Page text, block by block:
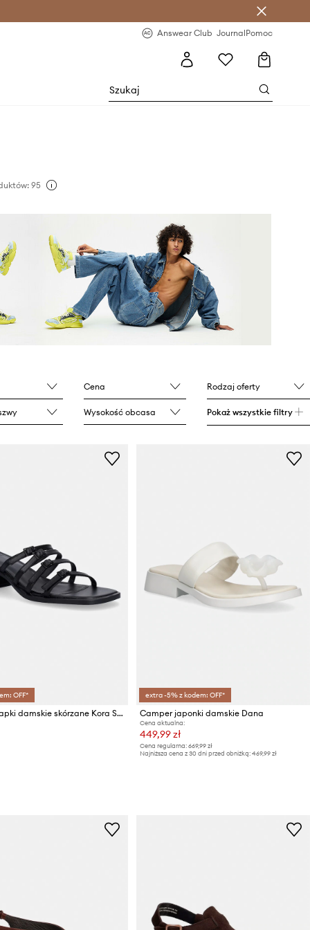
Answear Club JournalPomoc
95
Cena Rodzaj oferty
Wysokość obcasa Pokaż wszystkie filtry
OFF*
Camper klapki damskie skórzane Kora Sandal
extra -5% z kodem: OFF*
Camper japonki damskie Dana
Cena aktualna:
449,99 zł
Cena regularna: 669,99 zł
Najniższa cena z 30 dni przed obniżką: 469,99 zł